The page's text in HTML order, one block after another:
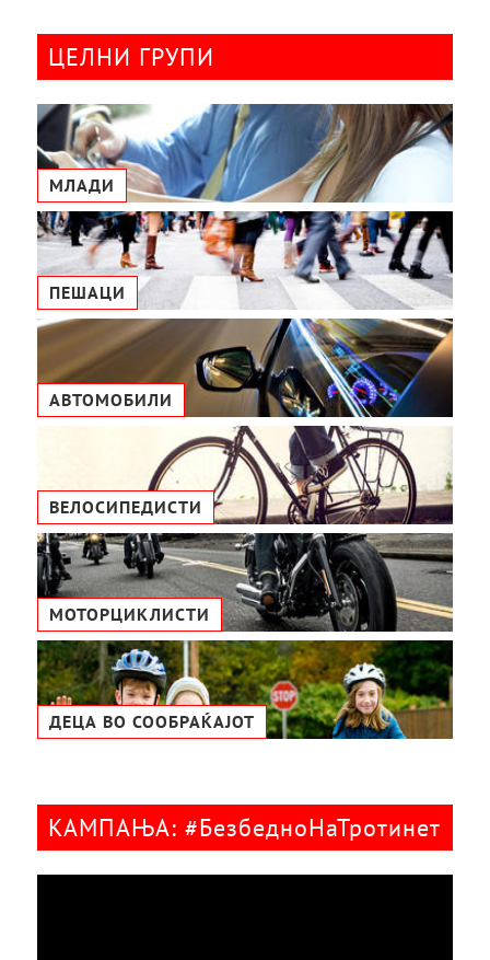
ЦЕЛНИ ГРУПИ
МЛАДИ
ПЕШАЦИ
АВТОМОБИЛИ
ВЕЛОСИПЕДИСТИ
МОТОРЦИКЛИСТИ
ДЕЦА ВО СООБРАЌАЈОТ
КАМПАЊА: #БезбедноНаТротинет